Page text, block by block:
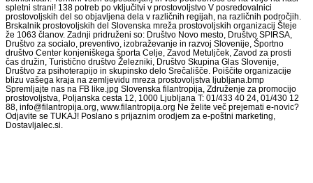
spletni strani! 138 potreb po vključitvi v prostovoljstvo V posredovalnici
prostovoljskih del so objavljena dela v različnih regijah, na različnih področjih.
Brskalnik prostovoljskih del Slovenska mreža prostovoljskih organizacij Šteje
že 1063 članov. Zadnji pridruženi so: Društvo Novo mesto, Društvo SPIRSA,
Društvo za socialo, preventivo, izobraževanje in razvoj Slovenije, Športno
društvo Center konjeniškega športa Celje, Zavod Metuljček, Zavod za prosti
čas družin, Turistično društvo Železniki, Društvo Skupina Glas Slovenije,
Društvo za psihoterapijo in skupinsko delo Srečališče. Poiščite organizacije
blizu vašega kraja na zemljevidu mreza prostovoljstva ljubljana.bmp
Spremljajte nas na FB like.jpg Slovenska filantropija, Združenje za promocijo
prostovoljstva, Poljanska cesta 12, 1000 Ljubljana T: 01/433 40 24, 01/430 12
88, info@filantropija.org, www.filantropija.org Ne želite več prejemati e-novic?
Odjavite se TUKAJ! Poslano s prijaznim orodjem za e-poštni marketing,
Dostavljalec.si.